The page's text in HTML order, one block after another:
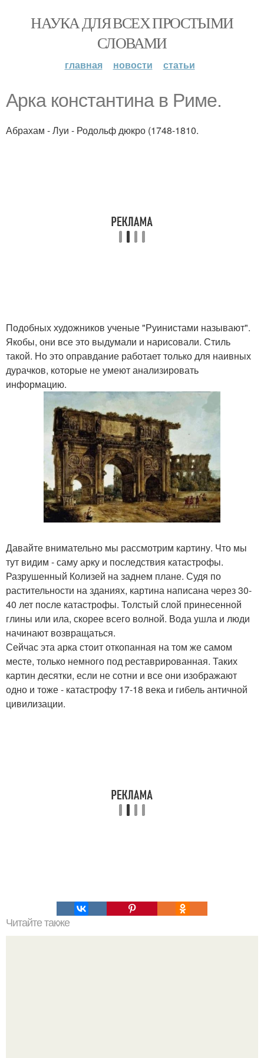
НАУКА ДЛЯ ВСЕХ ПРОСТЫМИ
СЛОВАМИ
главная новости статьи
Арка константина в Риме.
Абрахам - Луи - Родольф дюкро (1748-1810.
Подобных художников ученые "Руинистами называют".
Якобы, они все это выдумали и нарисовали. Стиль
такой. Но это оправдание работает только для наивных
дурачков, которые не умеют анализировать
информацию.
Давайте внимательно мы рассмотрим картину. Что мы
тут видим - саму арку и последствия катастрофы.
Разрушенный Колизей на заднем плане. Судя по
растительности на зданиях, картина написана через 30-
40 лет после катастрофы. Толстый слой принесенной
глины или ила, скорее всего волной. Вода ушла и люди
начинают возвращаться.
Сейчас эта арка стоит откопанная на том же самом
месте, только немного под реставрированная. Таких
картин десятки, если не сотни и все они изображают
одно и тоже - катастрофу 17-18 века и гибель античной
цивилизации.
Читайте также